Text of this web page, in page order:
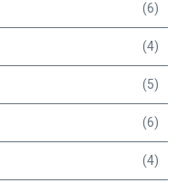
(6)
(4)
(5)
(6)
(4)